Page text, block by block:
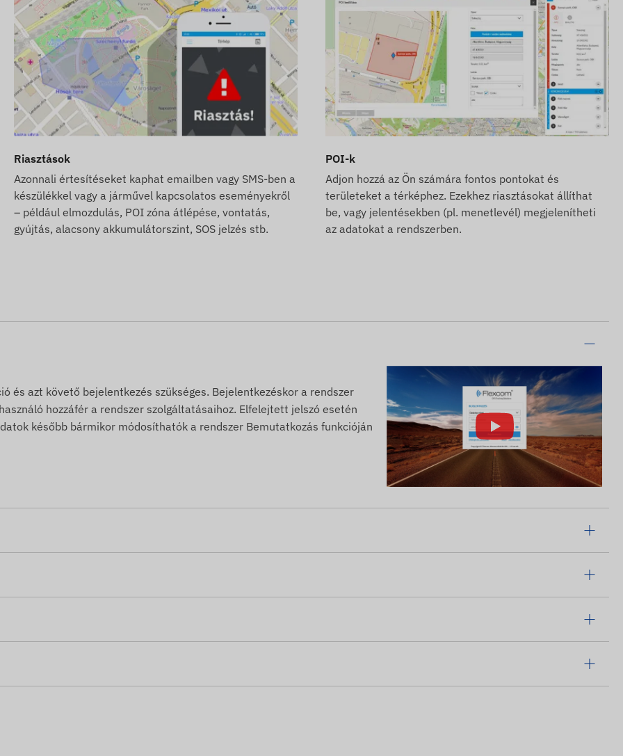
a kártya folyamatos üzemben tartásáról is mi
teendője nem lesz.
az alábbi országokban: Albánia, Algéria,
Azerbajdzsán, Barbados, Fehéroroszország,
Kambodzsa, Kajmán, Chile, Kína, Kolumbia,
El Salvador, Egyenlítői-Guinea, Észtország, Feröer-
Nagy-Britannia, Görögország, Grönland, Grenada,
Liechtenstein, Litvánia, Luxemburg, Malajzia,
Hollandia, Új-Zéland, Észak-Macedónia,
szigetek, Lengyelország, Portugália, Románia,
és Grenadine-szigetek, Szerbia, Szlovák Köztársaság,
Svájc, Thaiföld, Tunézia, Törökország, Turks- és
is, melyet webáruházunkban, a készülékhez
a jogot, hogy előzetes értesítés nélkül módosítson
kapcsolatos adatok aktualizálása weblapunkon a
Riasztások
Azonnali értesítéseket kaphat emailben vagy SMS-ben a
készülékkel vagy a járművel kapcsolatos eseményekről
– például elmozdulás, POI zóna átlépése, vontatás,
gyújtás, alacsony akkumulátorszint, SOS jelzés stb.
POI-k
Adjon hozzá az Ön számára fontos pontokat és
területeket a térképhez. Ezekhez riasztásokat állíthat
be, vagy jelentésekben (pl. menetlevél) megjelenítheti
az adatokat a rendszerben.
és azt követő bejelentkezés szükséges. Bejelentkezéskor a rendszer
hozzáfér a rendszer szolgáltatásaihoz. Elfelejtett jelszó esetén
később bármikor módosíthatók a rendszer Bemutatkozás funkcióján